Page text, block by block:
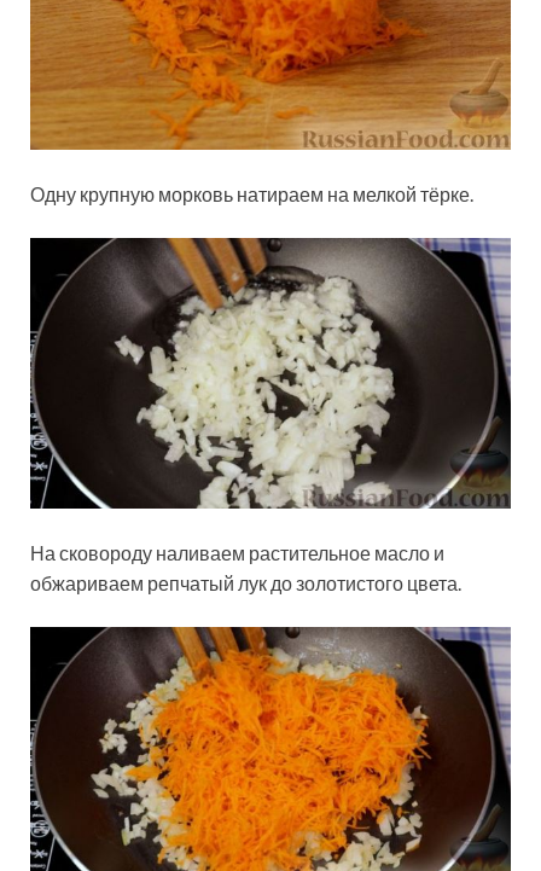
Одну крупную морковь натираем на мелкой тёрке.
На сковороду наливаем растительное масло и
обжариваем репчатый лук до золотистого цвета.